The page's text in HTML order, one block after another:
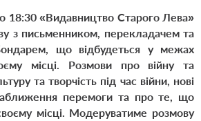
о 18:30 «Видавництво Старого Лева»
з письменником, перекладачем та
що відбудеться у межах
місці. Розмови про війну та
та творчість під час війни, нові
перемоги та про те, що
місці. Модеруватиме розмову